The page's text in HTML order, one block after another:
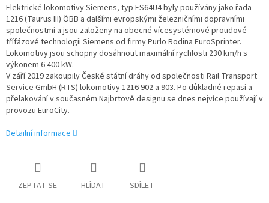
Elektrické lokomotivy Siemens, typ ES64U4 byly používány jako řada
1216 (Taurus III) ÖBB a dalšími evropskými železničními dopravními
společnostmi a jsou založeny na obecné vícesystémové proudové
třífázové technologii Siemens od firmy Purlo Rodina EuroSprinter.
Lokomotivy jsou schopny dosáhnout maximální rychlosti 230 km/h s
výkonem 6 400 kW.
V září 2019 zakoupily České státní dráhy od společnosti Rail Transport
Service GmbH (RTS) lokomotivy 1216 902 a 903. Po důkladné repasi a
přelakování v současném Najbrtově designu se dnes nejvíce používají v
provozu EuroCity.
Detailní informace
ZEPTAT SE HLÍDAT SDÍLET